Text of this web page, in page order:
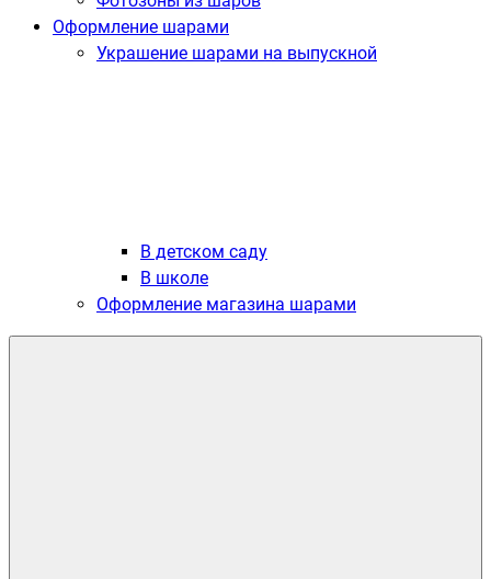
Оформление шарами
Украшение шарами на выпускной
В детском саду
В школе
Оформление магазина шарами